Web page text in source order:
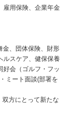
雇用保険、企業年金
金、団体保険、財形
ルスケア、健保保養
好会（ゴルフ・フッ
ミート面談(部署を
方にとって新たな